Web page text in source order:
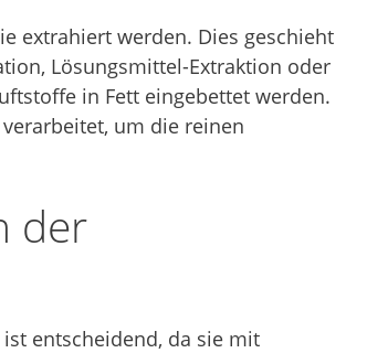
extrahiert werden. Dies geschieht
Lösungsmittel-Extraktion oder
in Fett eingebettet werden.
um die reinen
der
entscheidend, da sie mit